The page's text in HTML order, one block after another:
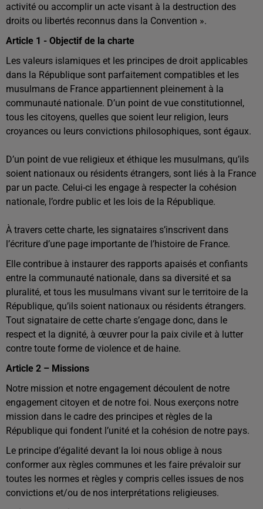
activité ou accomplir un acte visant à la destruction des
droits ou libertés reconnus dans la Convention ».
Article 1 - Objectif de la charte
Les valeurs islamiques et les principes de droit applicables
dans la République sont parfaitement compatibles et les
musulmans de France appartiennent pleinement à la
communauté nationale. D’un point de vue constitutionnel,
tous les citoyens, quelles que soient leur religion, leurs
croyances ou leurs convictions philosophiques, sont égaux.
D’un point de vue religieux et éthique les musulmans, qu’ils
soient nationaux ou résidents étrangers, sont liés à la France
par un pacte. Celui-ci les engage à respecter la cohésion
nationale, l’ordre public et les lois de la République.
À travers cette charte, les signataires s’inscrivent dans
l’écriture d’une page importante de l’histoire de France.
Elle contribue à instaurer des rapports apaisés et confiants
entre la communauté nationale, dans sa diversité et sa
pluralité, et tous les musulmans vivant sur le territoire de la
République, qu’ils soient nationaux ou résidents étrangers.
Tout signataire de cette charte s’engage donc, dans le
respect et la dignité, à œuvrer pour la paix civile et à lutter
contre toute forme de violence et de haine.
Article 2 – Missions
Notre mission et notre engagement découlent de notre
engagement citoyen et de notre foi. Nous exerçons notre
mission dans le cadre des principes et règles de la
République qui fondent l’unité et la cohésion de notre pays.
Le principe d’égalité devant la loi nous oblige à nous
conformer aux règles communes et les faire prévaloir sur
toutes les normes et règles y compris celles issues de nos
convictions et/ou de nos interprétations religieuses.